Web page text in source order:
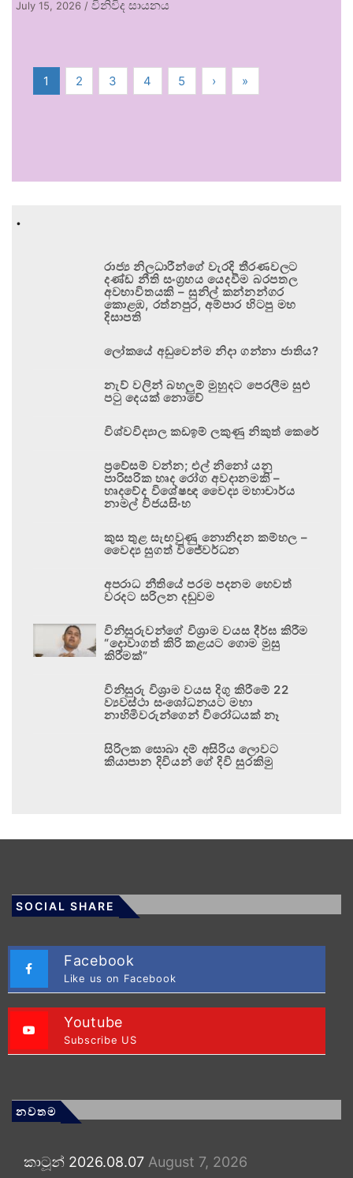
July 15, 2026 / විනිවිද සායනය
1 2 3 4 5 › »
.
රාජ්‍ය නිලධාරීන්ගේ වැරදි තීරණවලට
දණ්ඩ නීති සංග්‍රහය යෙදවීම බරපතල
අවභාවිතයකි – සුනිල් කන්නන්ගර
කොළඹ, රත්නපුර, අම්පාර හිටපු මහ
දිසාපති
ලෝකයේ අඩුවෙන්ම නිදා ගන්නා ජාතිය?
නැව් වලින් බහලුම් මුහුදට පෙරලීම සුළු
පටු දෙයක් නොවේ
විශ්වවිද්‍යාල කඩඉම් ලකුණු නිකුත් කෙරේ
ප්‍රවේසම් වන්න; එල් නිනෝ යනු
පාරිසරික හෘද රෝග අවදානමකි –
හෘදවේද විශේෂඥ වෛද්‍ය මහාචාර්ය
නාමල් විජයසිංහ
කුස තුළ සැඟවුණු නොනිදන කම්හල –
වෛද්‍ය සුගත් විජේවර්ධන
අපරාධ නීතියේ පරම පදනම හෙවත්
වරදට සරිලන දඬුවම
විනිසුරුවන්ගේ විශ්‍රාම වයස දීර්ඝ කිරීම
“දොවාගත් කිරි කළයට ගොම මුසු
කිරීමක්”
විනිසුරු විශ්‍රාම වයස දිගු කිරීමේ 22
ව්‍යවස්ථා සංශෝධනයට මහා
නාහිමිවරුන්ගෙන් විරෝධයක් නෑ
සිරිලක සොබා දම් අසිරිය ලොවට
කියාපාන දිවියන් ගේ දිවි සුරකිමු
SOCIAL SHARE
Facebook
Like us on Facebook
Youtube
Subscribe US
නවතම
කාටූන් 2026.08.07 August 7, 2026